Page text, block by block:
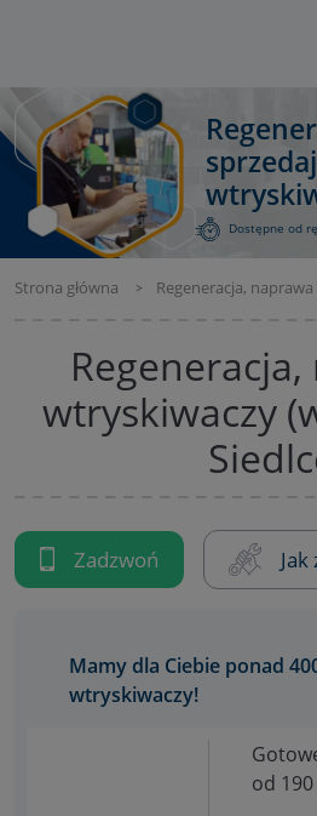
Dostępne od
Strona główna Regeneracja,
wtryskiwaczy
Zadzwoń
Mamy dla Ciebie ponad
wtryskiwaczy!
od 190